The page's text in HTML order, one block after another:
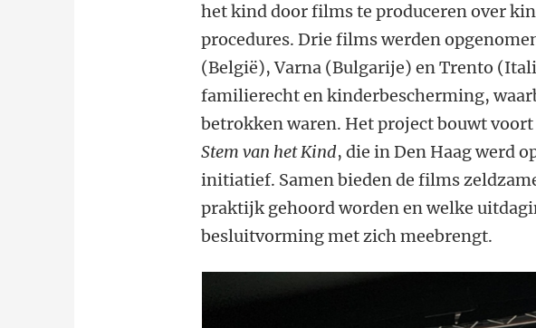
het kind door films te produceren over
procedures. Drie films werden
(België), Varna (Bulgarije) en Trento
familierecht en kinderbescherming,
betrokken waren. Het project bouwt
Stem van het Kind, die in Den Haag werd
initiatief. Samen bieden de films
praktijk gehoord worden en welke
besluitvorming met zich meebrengt.